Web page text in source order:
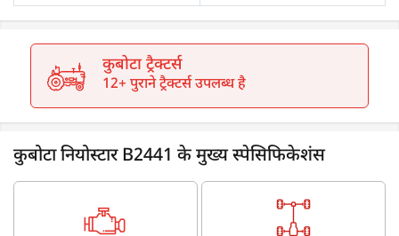
कुबोटा ट्रैक्टर्स
12+ पुराने ट्रैक्टर्स उपलब्ध है
कुबोटा नियोस्टार B2441 के मुख्य स्पेसिफिकेशंस